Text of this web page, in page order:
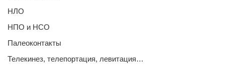
НЛО
НПО и НСО
Палеоконтакты
Телекинез, телепортация, левитация…